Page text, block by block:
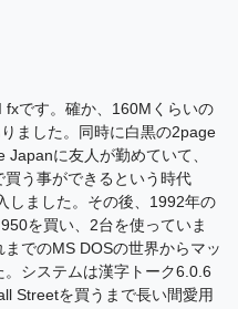
です。確か、160Mくらいの
ました。同時に白黒の2page
に友人が勤めていて、
う事ができるという時代
しました。その後、1992年の
を買い、2台を使っていま
でのMS DOSの世界からマッ
システムは漢字トーク6.0.6
Streetを買うまで長い間愛用